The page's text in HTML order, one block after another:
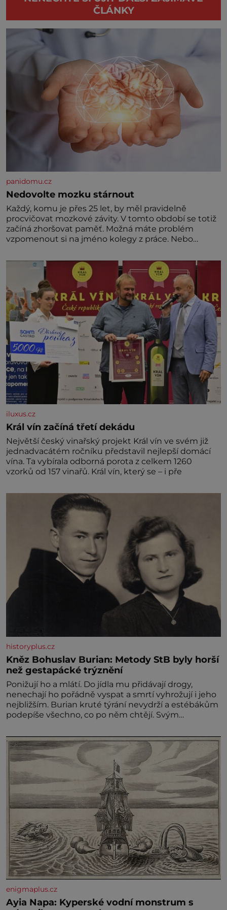
ČLÁNKY
panidomu.cz
Nedovolte mozku stárnout
Každý, komu je přes 25 let, by měl pravidelně
procvičovat mozkové závity. V tomto období se totiž
začíná zhoršovat paměť. Možná máte problém
vzpomenout si na jméno kolegy z práce. Nebo
nedávno přečetli. Je to opravdu tak, s věkem jako
kdyby se paměť rozhodla stávkovat. Cvičte
iluxus.cz
Král vín začíná třetí dekádu
Největší český vinařský projekt Král vín ve svém již
jednadvacátém ročníku představil nejlepší domácí
vína. Ta vybírala odborná porota z celkem 1260
vzorků od 157 vinařů. Král vín, který se – i pře
historyplus.cz
Kněz Bohuslav Burian: Metody StB byly horší
než gestapácké trýznění
Ponižují ho a mlátí. Do jídla mu přidávají drogy,
nenechají ho pořádně vyspat a smrtí vyhrožují i jeho
nejbližším. Burian kruté týrání nevydrží a estébákům
podepíše všechno, co po něm chtějí. Svým
výslechů nikdo nevyvíjel fyzický ani psychický nátlak.
Syn brněnského řezníka chce být knězem a
enigmaplus.cz
Ayia Napa: Kyperské vodní monstrum s